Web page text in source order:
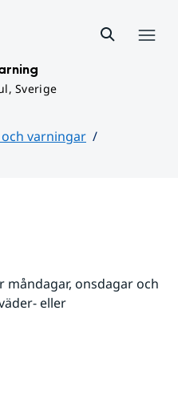
Sverige
varningar
onsdagar och
eller